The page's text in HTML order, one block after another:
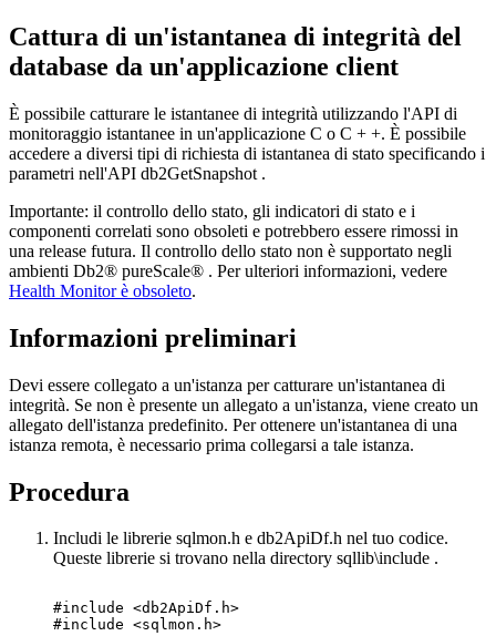
Cattura di un'istantanea di integrità del
database da un'applicazione client
È possibile catturare le istantanee di integrità utilizzando l'API di
monitoraggio istantanee in un'applicazione C o C + +. È possibile
accedere a diversi tipi di richiesta di istantanea di stato specificando i
parametri nell'API db2GetSnapshot .
Importante: il controllo dello stato, gli indicatori di stato e i
componenti correlati sono obsoleti e potrebbero essere rimossi in
una release futura. Il controllo dello stato non è supportato negli
ambienti Db2® pureScale® . Per ulteriori informazioni, vedere
Health Monitor è obsoleto.
Informazioni preliminari
Devi essere collegato a un'istanza per catturare un'istantanea di
integrità. Se non è presente un allegato a un'istanza, viene creato un
allegato dell'istanza predefinito. Per ottenere un'istantanea di una
istanza remota, è necessario prima collegarsi a tale istanza.
Procedura
Includi le librerie sqlmon.h e db2ApiDf.h nel tuo codice.
Queste librerie si trovano nella directory sqllib\include .
#include <db2ApiDf.h>